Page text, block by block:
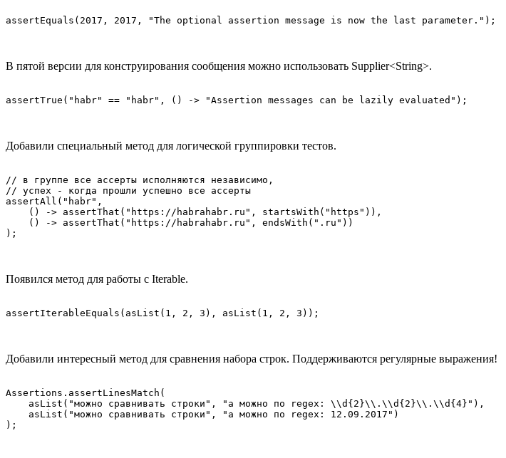
assertEquals(2017, 2017, "The optional assertion message is now the last parameter.");
В пятой версии для конструирования сообщения можно использовать Supplier<String>.
assertTrue("habr" == "habr", () -> "Assertion messages can be lazily evaluated");
Добавили специальный метод для логической группировки тестов.
// в группе все ассерты исполняются независимо,
// успех - когда прошли успешно все ассерты
assertAll("habr",
    () -> assertThat("https://habrahabr.ru", startsWith("https")),
    () -> assertThat("https://habrahabr.ru", endsWith(".ru"))
Появился метод для работы с Iterable.
assertIterableEquals(asList(1, 2, 3), asList(1, 2, 3));
Добавили интересный метод для сравнения набора строк. Поддерживаются регулярные выражения!
Assertions.assertLinesMatch(
    asList("можно сравнивать строки", "а можно по regex: \\d{2}\\.\\d{2}\\.\\d{4}"),
    asList("можно сравнивать строки", "а можно по regex: 12.09.2017")